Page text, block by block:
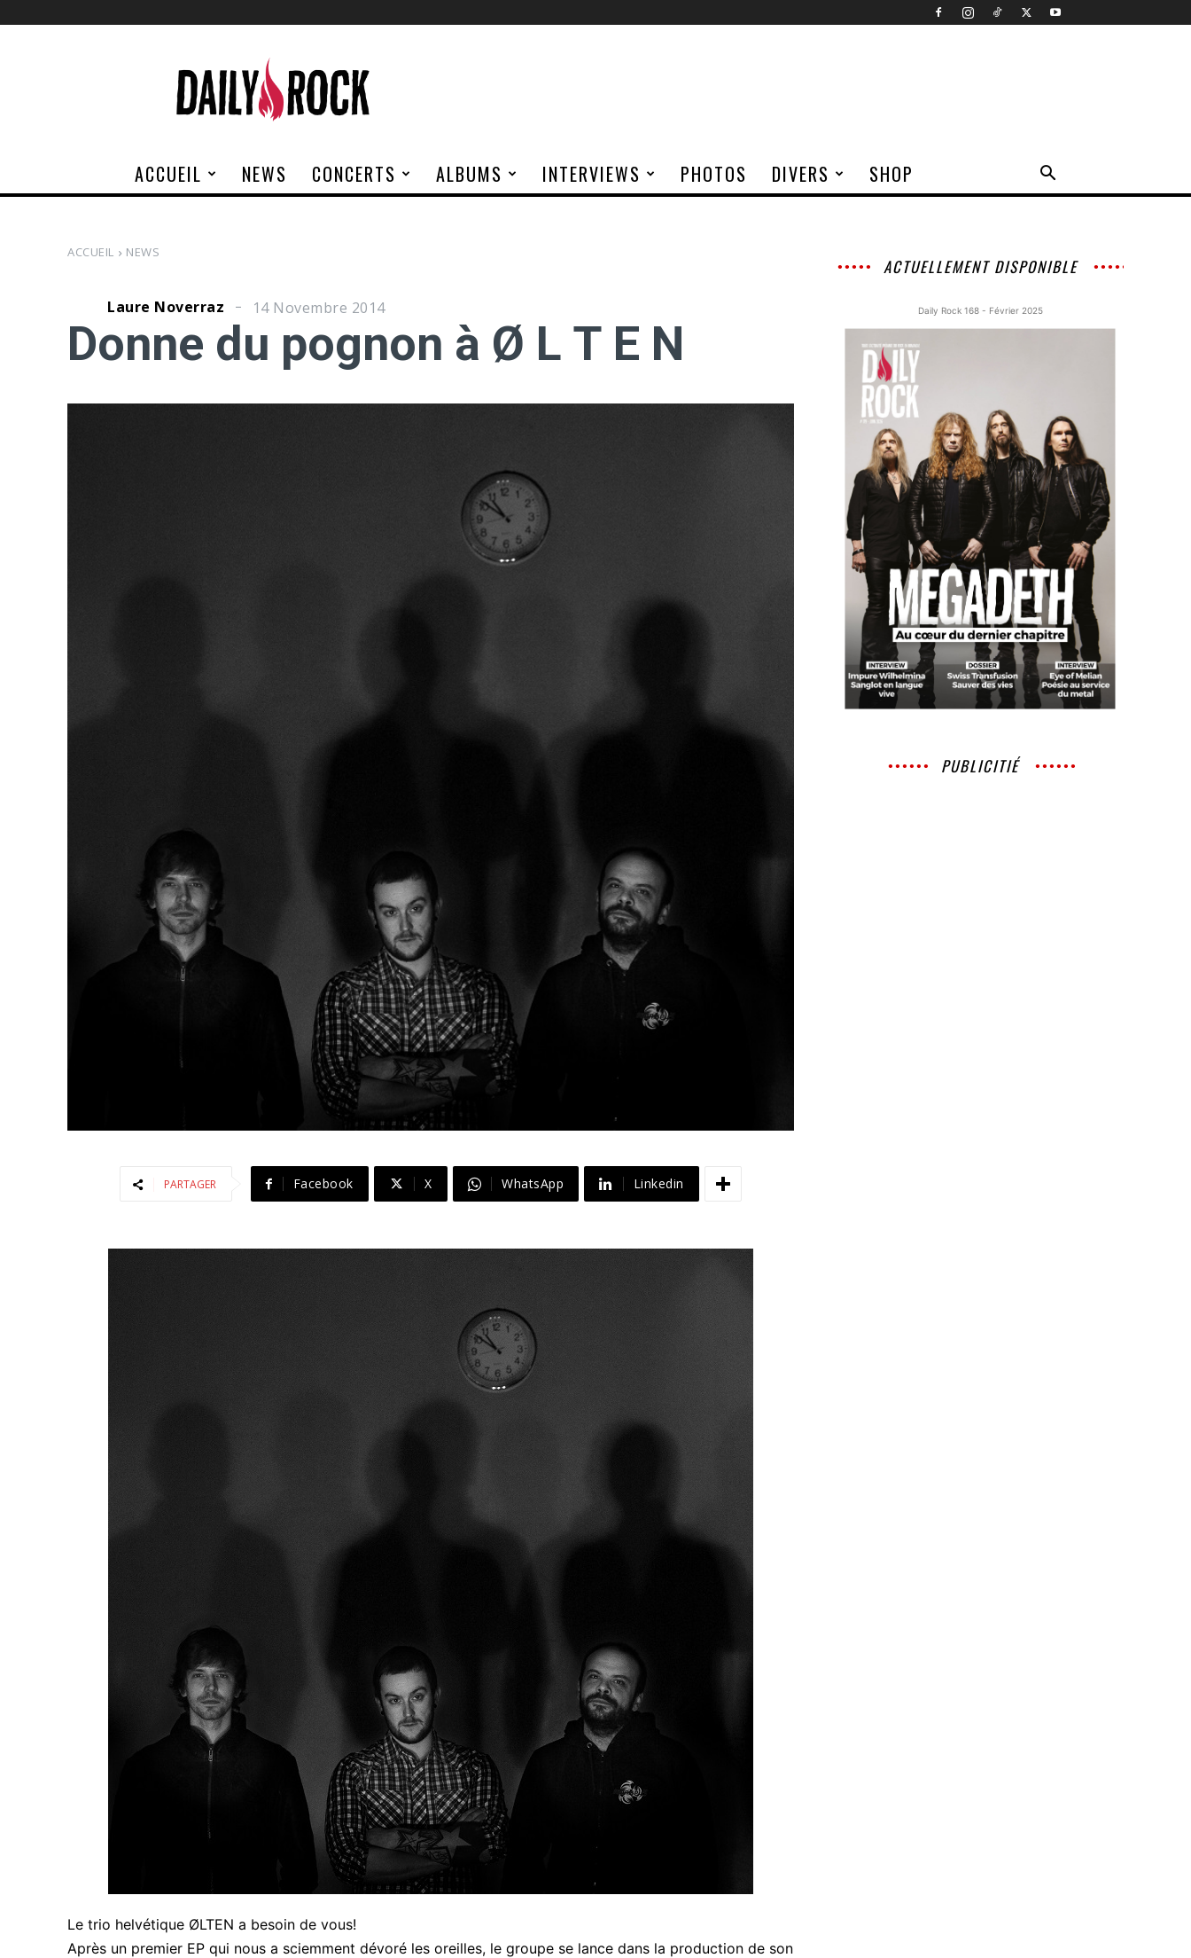
Rock
ACCUEIL NEWS CONCERTS ALBUMS INTERVIEWS PHOTOS DIVERS SHOP
ACCUEIL NEWS
Laure Noverraz 14 Novembre 2014
Donne du pognon à Ø L T E N
PARTAGER Facebook X WhatsApp Linkedin
Le trio helvétique ØLTEN a besoin de vous!
Après un premier EP qui nous a sciemment dévoré les oreilles, le groupe se lance dans la production de son
ACTUELLEMENT DISPONIBLE
Daily Rock 168 - Février 2025
PUBLICITIÉ